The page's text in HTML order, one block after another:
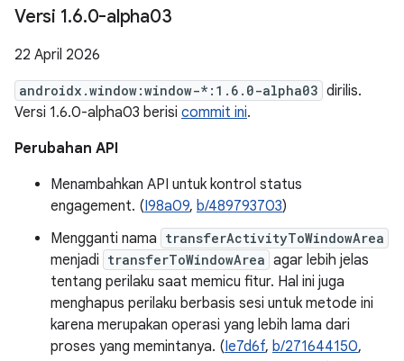
Versi 1.6.0-alpha03
22 April 2026
androidx.window:window-*:1.6.0-alpha03 dirilis.
Versi 1.6.0-alpha03 berisi commit ini.
Perubahan API
Menambahkan API untuk kontrol status
engagement. (I98a09, b/489793703)
Mengganti nama transferActivityToWindowArea
menjadi transferToWindowArea agar lebih jelas
tentang perilaku saat memicu fitur. Hal ini juga
menghapus perilaku berbasis sesi untuk metode ini
karena merupakan operasi yang lebih lama dari
proses yang memintanya. (Ie7d6f, b/271644150,